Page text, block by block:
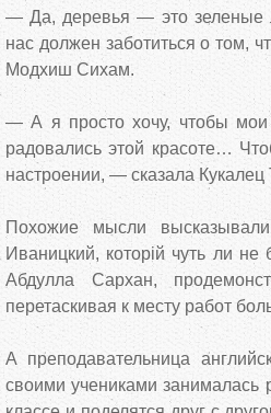
— Да, деревья — это зеленые
нас должен заботиться о том,
Модхиш Сихам.
— А я просто хочу, чтобы мои
радовались этой красоте…
настроении, — сказала Кукалец
Похожие мысли
Иваницкий, которій чуть ли
Абдулла Сархан,
перетаскивая к месту работ
А преподавательница
своими учениками занималась